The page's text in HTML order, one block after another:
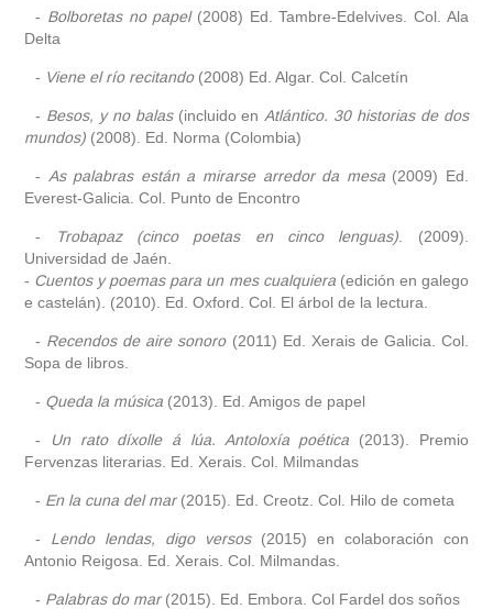
- Bolboretas no papel(2008) Ed. Tambre-Edelvives. Col. Ala
Delta
- Viene el río recitando(2008) Ed. Algar. Col. Calcetín
- Besos, y no balas(incluido en Atlántico. 30 historias de dos
mundos) (2008). Ed. Norma (Colombia)
- As palabras están a mirarse arredor da mesa(2009) Ed.
Everest-Galicia. Col. Punto de Encontro
- Trobapaz (cinco poetas en cinco lenguas) . (2009).
Universidad de Jaén.
- Cuentos y poemas para un mes cualquiera(edición en galego
e castelán). (2010). Ed. Oxford. Col. El árbol de la lectura.
- Recendos de aire sonoro(2011) Ed. Xerais de Galicia. Col.
Sopa de libros.
- Queda la música (2013). Ed. Amigos de papel
- Un rato díxolle á lúa. Antoloxía poética (2013). Premio
Fervenzas literarias. Ed. Xerais. Col. Milmandas
- En la cuna del mar(2015). Ed. Creotz. Col. Hilo de cometa
- Lendo lendas, digo versos(2015) en colaboración con
Antonio Reigosa. Ed. Xerais. Col. Milmandas.
- Palabras do mar(2015). Ed. Embora. Col Fardel dos soños